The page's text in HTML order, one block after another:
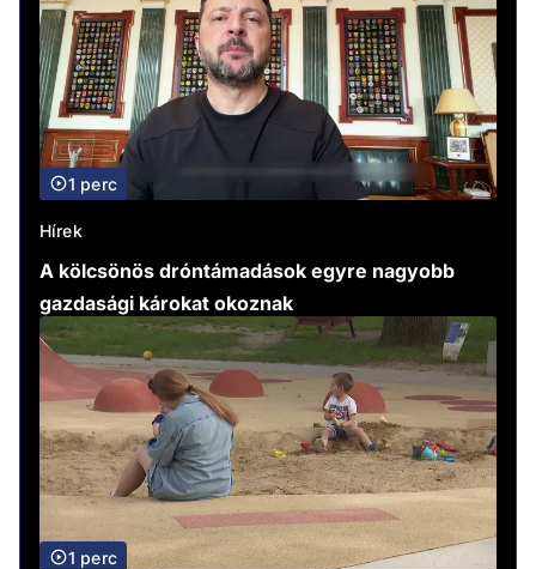
1 perc
Hírek
A kölcsönös dróntámadások egyre nagyobb
gazdasági károkat okoznak
1 perc